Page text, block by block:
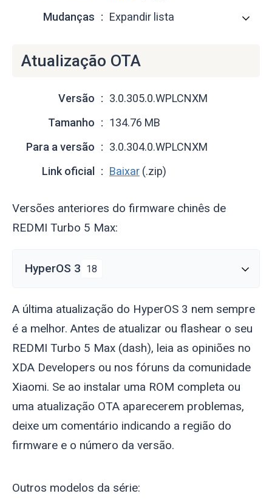
Mudanças
Expandir lista
Atualização OTA
Versão
3.0.305.0.WPLCNXM
Tamanho
134.76 MB
Para a versão
3.0.304.0.WPLCNXM
Link oficial
Baixar (.zip)
Versões anteriores do firmware chinês de
REDMI Turbo 5 Max:
HyperOS 3 18
A última atualização do HyperOS 3 nem sempre
é a melhor. Antes de atualizar ou flashear o seu
REDMI Turbo 5 Max (dash), leia as opiniões no
XDA Developers ou nos fóruns da comunidade
Xiaomi. Se ao instalar uma ROM completa ou
uma atualização OTA aparecerem problemas,
deixe um comentário indicando a região do
firmware e o número da versão.
Outros modelos da série: